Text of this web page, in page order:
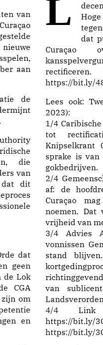
van
aan
de
die
van
dat dit
dat
geen
de Lok
CGA
zijn om
en
dat
Curaçao
https://bit.ly/
Lees ook:
2023):
1/4
tot
Knipselkrant
sprake is van
gokbedrijven.
2/4
af: de
Curaçao
noemen.
vrijheid van
3/4 Advies
vonnissen
stand
van
4/4 Link
https://bit.ly/
https://bit.ly/